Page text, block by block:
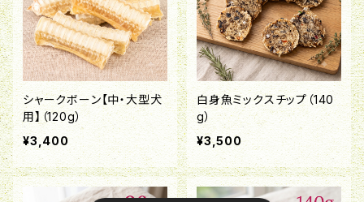
シャークボーン【中・大型犬
用】（120g）
¥3,400
白身魚ミックスチップ（140
g）
¥3,500